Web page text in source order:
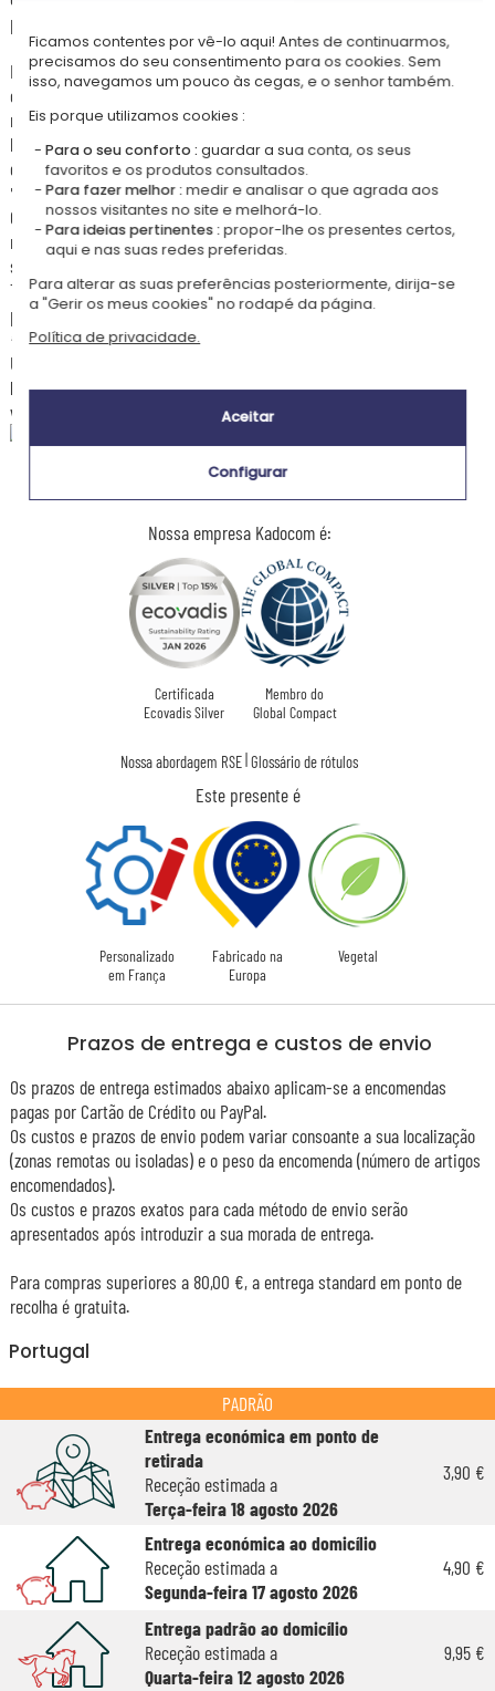
Nossa empresa Kadocom é:
Certificada
Ecovadis Silver
Membro do
Global Compact
Nossa abordagem RSE|Glossário de rótulos
Este presente é
Personalizado
em França
Fabricado na
Europa
Vegetal
presente verdadeiramente personalizado e memorável.
💧Um cultivo simples e divertido
Basta retirar o autocolante de proteção, adicionar um pouco de água e
colocar o cubo num local luminoso. Em poucos dias aparecem bonitos
rebentos verdes. Com um pouco de cuidado, crescerão até se tornarem
belas plantas para replantar. Para mais informações, consulte o folheto
de instruções fornecido.
💚 Duradouro e ecológico
Quando a planta ficar demasiado grande, pode replantar o cubo inteiro
num vaso ou diretamente em terra. A madeira biodegradável decompõe-
se lentamente e transforma-se em adubo natural para a planta.
Também pode replantar apenas a planta com o seu vaso biodegradável,
para maior flexibilidade.
♻️Reutilizável e prático
Uma vez esvaziado o cubo, também pode ser transformado num porta-
lápis ou pequeno acessório decorativo, oferecendo assim uma segunda
vida útil sem desperdício.
Prazos de entrega e custos de envio
Os prazos de entrega estimados abaixo aplicam-se a encomendas
pagas por Cartão de Crédito ou PayPal.
Os custos e prazos de envio podem variar consoante a sua localização
(zonas remotas ou isoladas) e o peso da encomenda (número de artigos
encomendados).
Os custos e prazos exatos para cada método de envio serão
apresentados após introduzir a sua morada de entrega.
Para compras superiores a 80,00 €, a entrega standard em ponto de
recolha é gratuita.
Portugal
PADRÃO
Entrega económica em ponto de
retirada
Receção estimada a
Terça-feira 18 agosto 2026
3,90 €
Entrega económica ao domicílio
Receção estimada a
Segunda-feira 17 agosto 2026
4,90 €
Entrega padrão ao domicílio
Receção estimada a
Quarta-feira 12 agosto 2026
9,95 €
Ficamos contentes por vê-lo aqui! Antes de continuarmos,
precisamos do seu consentimento para os cookies. Sem
isso, navegamos um pouco às cegas, e o senhor também.
Eis porque utilizamos cookies :
Para o seu conforto : guardar a sua conta, os seus
favoritos e os produtos consultados.
Para fazer melhor :medir e analisar o que agrada aos
nossos visitantes no site e melhorá-lo.
Para ideias pertinentes :propor-lhe os presentes certos,
aqui e nas suas redes preferidas.
Para alterar as suas preferências posteriormente, dirija-se
a "Gerir os meus cookies" no rodapé da página.
Política de privacidade.
Aceitar
Configurar